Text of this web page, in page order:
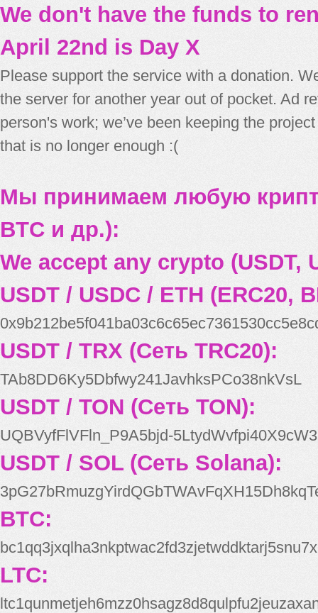
We don't have the funds to
April 22nd is Day X
Please support the service with a donation.
the server for another year out of pocket. Ad
person's work; we’ve been keeping the
that is no longer enough :(
Мы принимаем любую
BTC и др.):
We accept any crypto (USDT,
USDT / USDC / ETH (ERC20,
USDT / TRX (Сеть TRC20):
TAb8DD6Ky5Dbfwy241JavhksPCo38nkVsL
USDT / TON (Сеть TON):
UQBVyfFlVFln_P9A5bjd-
USDT / SOL (Сеть Solana):
BTC:
bc1qq3jxqlha3nkptwac2fd3zjetwddktarj5snu7x
LTC: